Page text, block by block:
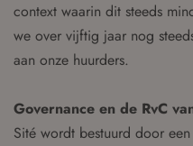
context waarin dit steeds
we over vijftig jaar nog
aan onze huurders.
Governance en de RvC
Sité wordt bestuurd door